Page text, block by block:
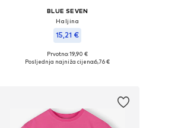
BLUE SEVEN
Haljina
15,21 €
Dostupne veličine: 98, 104, 116, 122, 128
Prvotno: 19,90 €
Posljednja najniža cijena:6,76 €